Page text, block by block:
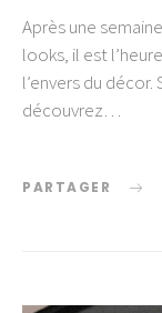
Après une
looks, il est
l’envers du
découvrez…
PARTAGER